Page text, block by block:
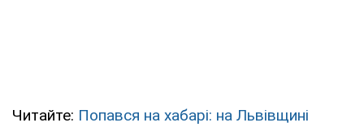
Читайте: Попався на хабарі: на Львівщині